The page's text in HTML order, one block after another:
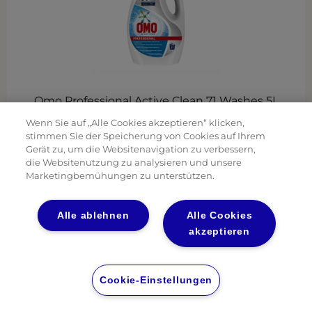
Omo Professional Active Clean 71 Washes 5L
Wenn Sie auf „Alle Cookies akzeptieren“ klicken,
stimmen Sie der Speicherung von Cookies auf Ihrem
Gerät zu, um die Websitenavigation zu verbessern,
die Websitenutzung zu analysieren und unsere
Marketingbemühungen zu unterstützen.
Alle Cookies
akzeptieren
Alle ablehnen
Cookie-Einstellungen